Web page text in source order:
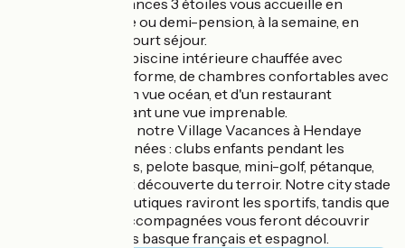
notre Village Vacances 3 étoiles vous accueille en
pension complète ou demi-pension, à la semaine, en
week-end ou en court séjour.
Profitez de notre piscine intérieure chauffée avec
espace remise en forme, de chambres confortables avec
terrasse ou balcon vue océan, et d'un restaurant
panoramique offrant une vue imprenable.
Les animations de notre Village Vacances à Hendaye
rythment vos journées : clubs enfants pendant les
vacances scolaires, pelote basque, mini-golf, pétanque,
soirées festives et découverte du terroir. Notre city stade
et nos activités nautiques raviront les sportifs, tandis que
les randonnées accompagnées vous feront découvrir
les trésors du Pays basque français et espagnol.